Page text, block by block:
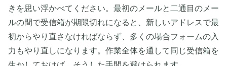
受信メールを待っています...
更新
きを思い浮かべてください。最初のメールと二通目のメー
ルの間で受信箱が期限切れになると、新しいアドレスで最
初からやり直さなければならず、多くの場合フォームの入
力もやり直しになります。作業全体を通して同じ受信箱を